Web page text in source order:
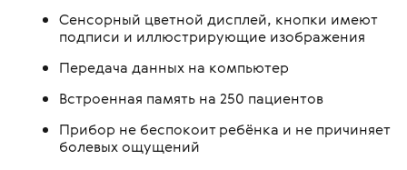
Сенсорный цветной дисплей, кнопки имеют
подписи и иллюстрирующие изображения
Передача данных на компьютер
Встроенная память на 250 пациентов
Прибор не беспокоит ребёнка и не причиняет
болевых ощущений